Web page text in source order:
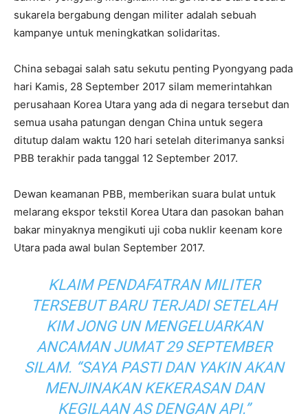
sukarela bergabung dengan militer adalah sebuah
kampanye untuk meningkatkan solidaritas.
China sebagai salah satu sekutu penting Pyongyang pada
hari Kamis, 28 September 2017 silam memerintahkan
perusahaan Korea Utara yang ada di negara tersebut dan
semua usaha patungan dengan China untuk segera
ditutup dalam waktu 120 hari setelah diterimanya sanksi
PBB terakhir pada tanggal 12 September 2017.
Dewan keamanan PBB, memberikan suara bulat untuk
melarang ekspor tekstil Korea Utara dan pasokan bahan
bakar minyaknya mengikuti uji coba nuklir keenam kore
Utara pada awal bulan September 2017.
KLAIM PENDAFATRAN MILITER
TERSEBUT BARU TERJADI SETELAH
KIM JONG UN MENGELUARKAN
ANCAMAN JUMAT 29 SEPTEMBER
SILAM. “SAYA PASTI DAN YAKIN AKAN
MENJINAKAN KEKERASAN DAN
KEGILAAN AS DENGAN API.”